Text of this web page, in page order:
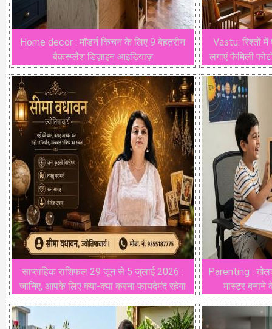
Home decor : मॉडर्न किचन के लिए 9 बेहतरीन
बैकस्प्लैश डिज़ाइन आइडियाज़
Vastu: रिश्तों में
लगाएं फैमिली
साप्ताहिक राशिफल 29 जून से 5 जुलाई 2026 :
जानिए, आपके लिए क्या-क्या करना फायदेमंद रहेगा
Parenting :
मास्टर